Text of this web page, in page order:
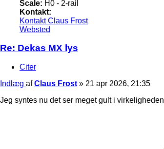
Scale: H0 - 2-rail
Kontakt:
Kontakt Claus Frost
Websted
Re: Dekas MX lys
Citer
Indlæg afClaus Frost » 21 apr 2026, 21:35
Jeg syntes nu det ser meget gult i virkeligheden